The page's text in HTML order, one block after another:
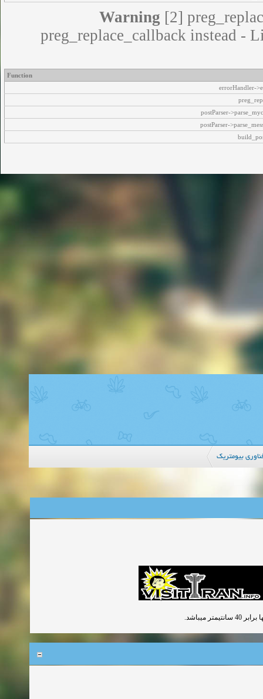
Warning [2]
preg_replace_callback instead -
Function
errorHandler-
postParser-
postParser-
بیومتریك